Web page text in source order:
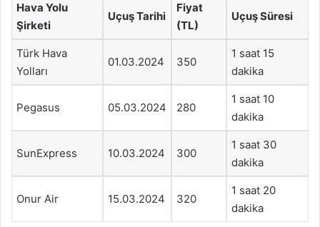
Hava Yolu
Şirketi
Uçuş Tarihi
Fiyat
(TL)
Uçuş Süresi
Türk Hava
Yolları
01.03.2024 350
1 saat 15
dakika
Pegasus 05.03.2024 280
1 saat 10
dakika
SunExpress 10.03.2024 300
1 saat 30
dakika
Onur Air 15.03.2024 320
1 saat 20
dakika